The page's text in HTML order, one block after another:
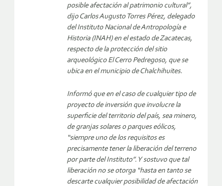
posible afectación al patrimonio cultural”,
dijo Carlos Augusto Torres Pérez, delegado
del Instituto Nacional de Antropología e
Historia (INAH) en el estado de Zacatecas,
respecto de la protección del sitio
arqueológico El Cerro Pedregoso, que se
ubica en el municipio de Chalchihuites.
Informó que en el caso de cualquier tipo de
proyecto de inversión que involucre la
superficie del territorio del país, sea minero,
de granjas solares o parques eólicos,
“siempre uno de los requisitos es
precisamente tener la liberación del terreno
por parte del Instituto”. Y sostuvo que tal
liberación no se otorga “hasta en tanto se
descarte cualquier posibilidad de afectación